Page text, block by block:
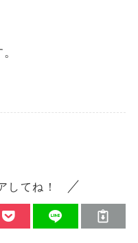
してね！